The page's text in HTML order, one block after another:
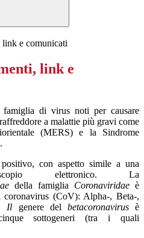
e comunicati
link e
di virus noti per causare
a malattie più gravi come
(MERS) e la Sindrome
con aspetto simile a una
elettronico. La
della famiglia Coronaviridae è
(CoV): Alpha-, Beta-,
Il genere del betacoronavirusè
sottogeneri (tra i quali